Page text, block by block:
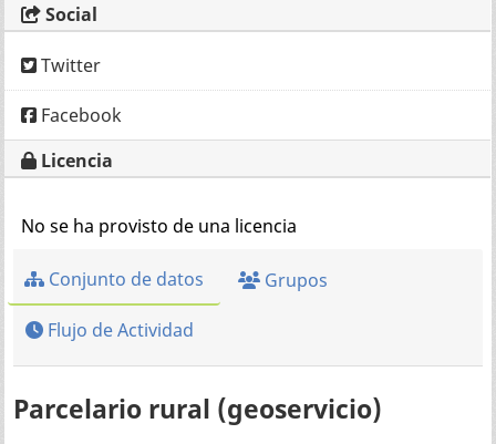
Social
Twitter
Facebook
Licencia
No se ha provisto de una licencia
Conjunto de datos Grupos
Flujo de Actividad
Parcelario rural (geoservicio)